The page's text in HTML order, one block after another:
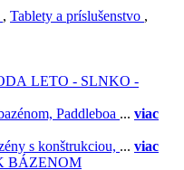
, Tablety a príslušenstvo ,
LETO - SLNKO -
Paddleboa ... viac
s konštrukciou, ... viac